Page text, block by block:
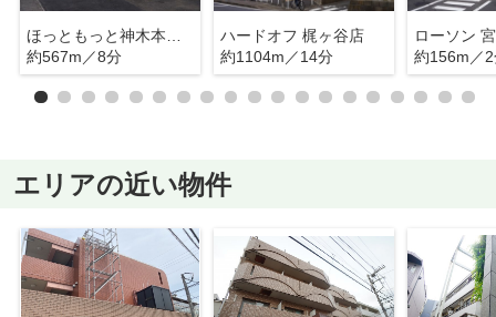
約567m／8分
ハードオフ 梶ヶ谷店
約1104m／14分
約156m／
エリアの近い物件